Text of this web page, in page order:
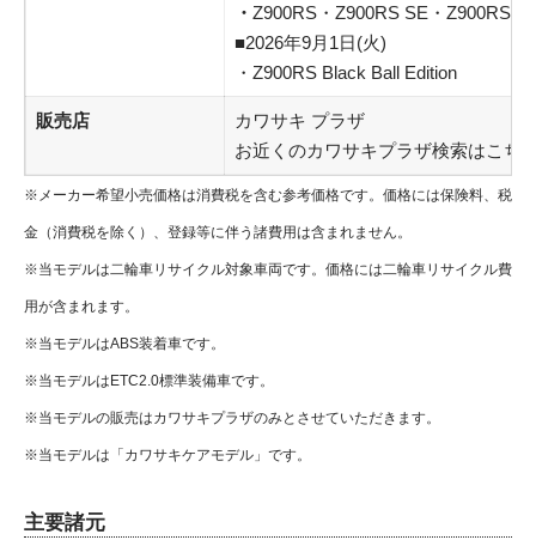
・ Z900RS・Z900RS SE・Z900RS
■2026年9月1日(火)
・Z900RS Black Ball Edition
販売店
カワサキ プラザ
お近くのカワサキプラザ検索はこち
※メーカー希望小売価格は消費税を含む参考価格です。価格には保険料、税
金（消費税を除く）、登録等に伴う諸費用は含まれません。
※当モデルは二輪車リサイクル対象車両です。価格には二輪車リサイクル費
用が含まれます。
※当モデルはABS装着車です。
※当モデルはETC2.0標準装備車です。
※当モデルの販売はカワサキプラザのみとさせていただきます。
※当モデルは「カワサキケアモデル」です。
主要諸元